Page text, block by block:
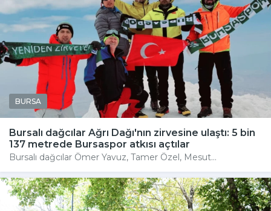
BURSA
Bursalı dağcılar Ağrı Dağı'nın zirvesine ulaştı: 5 bin
137 metrede Bursaspor atkısı açtılar
Bursalı dağcılar Ömer Yavuz, Tamer Özel, Mesut...